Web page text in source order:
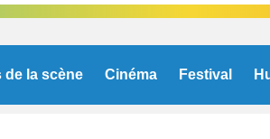
de la scène Cinéma Festival